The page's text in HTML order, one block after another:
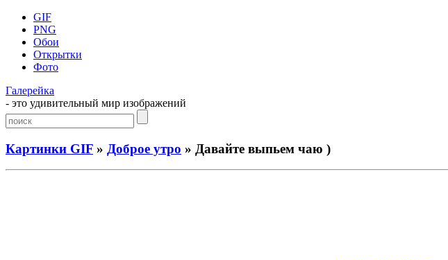
GIF
PNG
Обои
Открытки
Фото
Галерейка
- это удивительный мир изображений
Картинки GIF » Доброе утро » Давайте выпьем чаю )